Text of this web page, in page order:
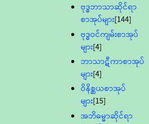
ဗုဒ္ဓဘာသာဆိုင်ရာ
စာအုပ်များ[144]
ဗုဒ္ဓဝင်ကျမ်းစာအုပ်
များ[4]
ဘာသာဋီကာစာအုပ်
များ[4]
ဝိနိစ္ဆယစာအုပ်
များ[15]
အဘိဓမ္မာဆိုင်ရာ